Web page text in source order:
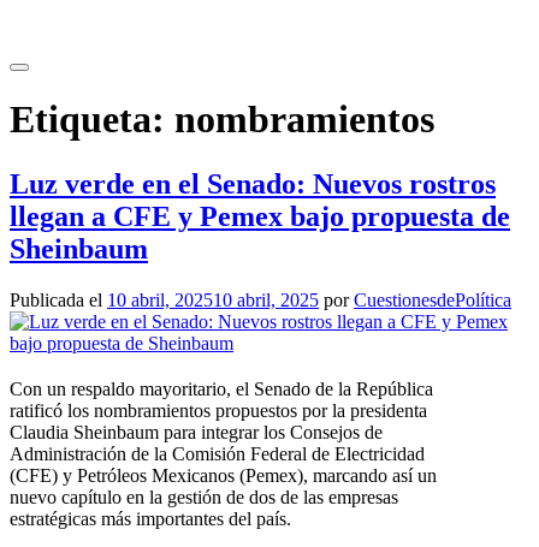
contenido
Etiqueta: nombramientos
Luz verde en el Senado: Nuevos rostros
llegan a CFE y Pemex bajo propuesta de
Sheinbaum
Publicada el 10 abril, 202510 abril, 2025 porCuestionesdePolítica
Con un respaldo mayoritario, el Senado de la República
ratificó los nombramientos propuestos por la presidenta
Claudia Sheinbaum para integrar los Consejos de
Administración de la Comisión Federal de Electricidad
(CFE) y Petróleos Mexicanos (Pemex), marcando así un
nuevo capítulo en la gestión de dos de las empresas
estratégicas más importantes del país.